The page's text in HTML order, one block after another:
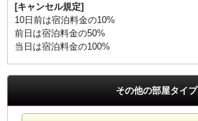
[キャンセル規定]
10日前は宿泊料金の10%
前日は宿泊料金の50%
当日は宿泊料金の100%
その他の部屋タイプ